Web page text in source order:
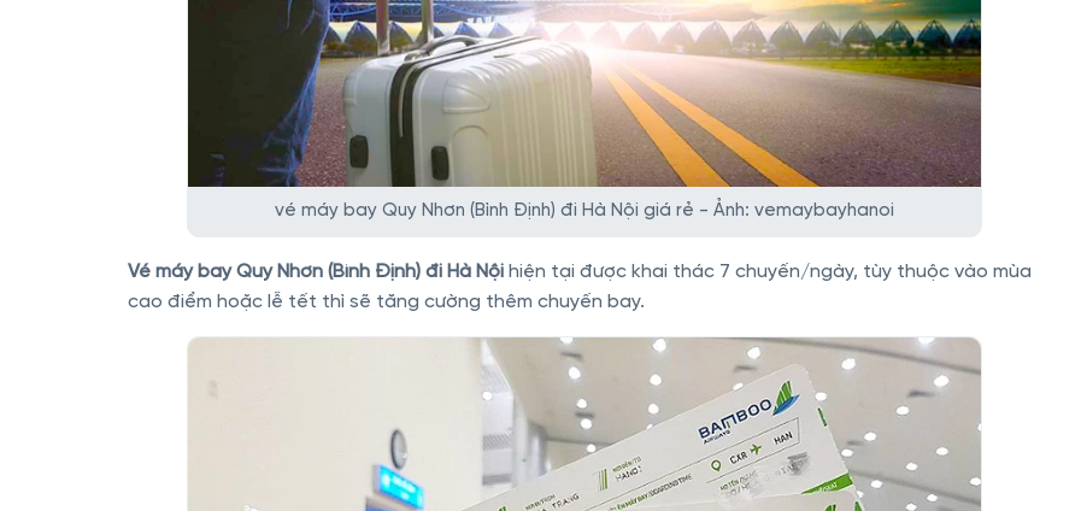
vé máy bay Quy Nhơn (Bình Định) đi Hà Nội giá rẻ - Ảnh: vemaybayhanoi
Vé máy bay Quy Nhơn (Bình Định) đi Hà Nội hiện tại được khai thác 7 chuyến/ngày, tùy thuộc vào mùa
cao điểm hoặc lễ tết thì sẽ tăng cường thêm chuyến bay.